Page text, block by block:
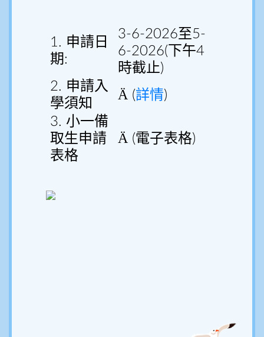
1. 申請日
期:
3-6-2026至5-
6-2026(下午4
時截止)
2. 申請入
學須知
Ä(詳情)
3. 小一備
取生申請
表格
Ä(電子表格)